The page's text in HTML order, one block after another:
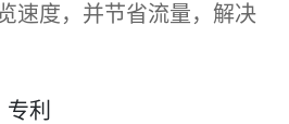
速度，并节省流量，解决
专利